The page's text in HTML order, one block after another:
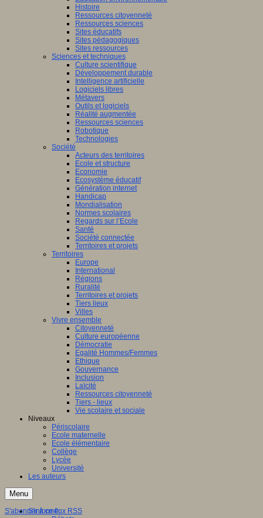
Histoire
Ressources citoyenneté
Ressources sciences
Sites éducatifs
Sites pédagogiques
Sites ressources
Sciences et techniques
Culture scientifique
Développement durable
Intelligence artificielle
Logiciels libres
Métavers
Outils et logiciels
Réalité augmentée
Ressources sciences
Robotique
Technologies
Société
Acteurs des territoires
Ecole et structure
Economie
Ecosystème éducatif
Génération internet
Handicap
Mondialisation
Normes scolaires
Regards sur l’Ecole
Santé
Société connectée
Territoires et projets
Territoires
Europe
International
Régions
Ruralité
Territoires et projets
Tiers lieux
Villes
Vivre ensemble
Citoyenneté
Culture européenne
Démocratie
Egalité Hommes/Femmes
Ethique
Gouvernance
Inclusion
Laïcité
Ressources citoyenneté
Tiers - lieux
Vie scolaire et sociale
Niveaux
Périscolaire
Ecole maternelle
Ecole élémentaire
Collège
Lycée
Université
Les auteurs
Menu
S'informer
S'abonner à ce flux RSS